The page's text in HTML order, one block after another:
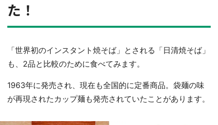
た！
「世界初のインスタント焼そば」とされる「日清焼そば」
も、2品と比較のために食べてみます。
1963年に発売され、現在も全国的に定番商品。袋麺の味
が再現されたカップ麺も発売されていたことがあります。